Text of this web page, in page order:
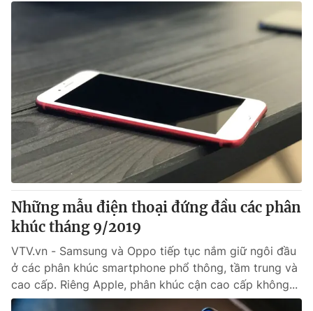
Liên hệ tòa soạn
THỜI BÁO VTV
Theo dõi báo trên
Cơ quan chủ quản:Đài Truyền hình Việt Nam
Cơ quan báo chí:Thời báo VTV
Giấy phép hoạt động báo in và báo điện tử số 483/GP-BTTTT
Tổng Biên tập:
Vũ Thanh Thủy
Phó Tổng Biên tập: Nguyễn Thị Mỹ Hạnh, Phạm Quốc Thắng,
Nguyễn Trọng Ninh
Những mẫu điện thoại đứng đầu các phân
khúc tháng 9/2019
VTV.vn - Samsung và Oppo tiếp tục nắm giữ ngôi đầu
ở các phân khúc smartphone phổ thông, tầm trung và
cao cấp. Riêng Apple, phân khúc cận cao cấp không...